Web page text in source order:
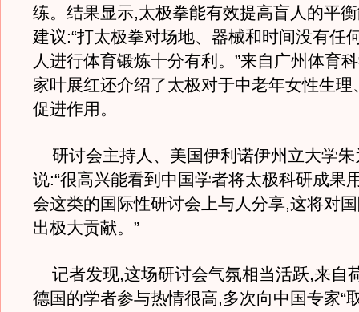
练。结果显示,太极拳能有效提高盲人的平
建议:“打太极拳对场地、器械和时间没有任
人进行体育锻炼十分有利。”来自广州体育
家叶展红还介绍了太极对于中老年女性生理
促进作用。
研讨会主持人、美国伊利诺伊州立大学朱
说:“很高兴能看到中国学者将太极科研成果
会这类的国际性研讨会上与人分享,这将对
出极大贡献。”
记者发现,这场研讨会气氛相当活跃,来自
德国的学者参与热情很高,多次向中国专家“